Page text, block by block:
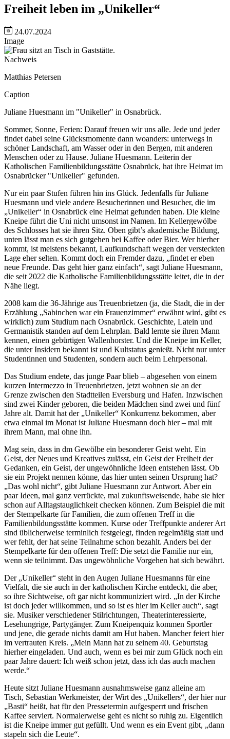
Freiheit leben im „Unikeller“
24.07.2024
Image
Nachweis
Matthias Petersen
Caption
Juliane Huesmann im "Unikeller" in Osnabrück.
Sommer, Sonne, Ferien: Darauf freuen wir uns alle. Jede und jeder
findet dabei seine Glücksmomente dann woanders: unterwegs in
schöner Landschaft, am Wasser oder in den Bergen, mit anderen
Menschen oder zu Hause. Juliane Huesmann. Leiterin der
Katholischen Familienbildungsstätte Osnabrück, hat ihre Heimat im
Osnabrücker "Unikeller" gefunden.
Nur ein paar Stufen führen hin ins Glück. Jedenfalls für Juliane
Huesmann und viele andere Besucherinnen und Besucher, die im
„Unikeller“ in Osnabrück eine Heimat gefunden haben. Die kleine
Kneipe führt die Uni nicht umsonst im Namen. Im Kellergewölbe
des Schlosses hat sie ihren Sitz. Oben gibt’s akademische Bildung,
unten lässt man es sich gutgehen bei Kaffee oder Bier. Wer hierher
kommt, ist meistens bekannt, Laufkundschaft wegen der versteckten
Lage eher selten. Kommt doch ein Fremder dazu, „findet er eben
neue Freunde. Das geht hier ganz einfach“, sagt Juliane Huesmann,
die seit 2022 die Katholische Familienbildungsstätte leitet, die in der
Nähe liegt.
2008 kam die 36-Jährige aus Treuenbrietzen (ja, die Stadt, die in der
Erzählung „Sabinchen war ein Frauenzimmer“ erwähnt wird, gibt es
wirklich) zum Studium nach Osnabrück. Geschichte, Latein und
Germanistik standen auf dem Lehrplan. Bald lernte sie ihren Mann
kennen, einen gebürtigen Wallenhorster. Und die Kneipe im Keller,
die unter Insidern bekannt ist und Kultstatus genießt. Nicht nur unter
Studentinnen und Studenten, sondern auch beim Lehrpersonal.
Das Studium endete, das junge Paar blieb – abgesehen von einem
kurzen Intermezzo in Treuenbrietzen, jetzt wohnen sie an der
Grenze zwischen den Stadtteilen Eversburg und Hafen. Inzwischen
sind zwei Kinder geboren, die beiden Mädchen sind zwei und fünf
Jahre alt. Damit hat der „Unikeller“ Konkurrenz bekommen, aber
etwa einmal im Monat ist Juliane Huesmann doch hier – mal mit
ihrem Mann, mal ohne ihn.
Mag sein, dass in dm Gewölbe ein besonderer Geist weht. Ein
Geist, der Neues und Kreatives zulässt, ein Geist der Freiheit der
Gedanken, ein Geist, der ungewöhnliche Ideen entstehen lässt. Ob
sie ein Projekt nennen könne, das hier unten seinen Ursprung hat?
„Das wohl nicht“, gibt Juliane Huesmann zur Antwort. Aber ein
paar Ideen, mal ganz verrückte, mal zukunftsweisende, habe sie hier
schon auf Alltagstauglichkeit checken können. Zum Beispiel die mit
der Stempelkarte für Familien, die zum offenen Treff in die
Familienbildungsstätte kommen. Kurse oder Treffpunkte anderer Art
sind üblicherweise terminlich festgelegt, finden regelmäßig statt und
wer fehlt, der hat seine Teilnahme schon bezahlt. Anders bei der
Stempelkarte für den offenen Treff: Die setzt die Familie nur ein,
wenn sie teilnimmt. Das ungewöhnliche Vorgehen hat sich bewährt.
Der „Unikeller“ steht in den Augen Juliane Huesmanns für eine
Vielfalt, die sie auch in der katholischen Kirche entdeckt, die aber,
so ihre Sichtweise, oft gar nicht kommuniziert wird. „In der Kirche
ist doch jeder willkommen, und so ist es hier im Keller auch“, sagt
sie. Musiker verschiedener Stilrichtungen, Theaterinteressierte,
Lesehungrige, Partygänger. Zum Kneipenquiz kommen Sportler
und jene, die gerade nichts damit am Hut haben. Mancher feiert hier
im vertrauten Kreis. „Mein Mann hat zu seinem 40. Geburtstag
hierher eingeladen. Und auch, wenn es bei mir zum Glück noch ein
paar Jahre dauert: Ich weiß schon jetzt, dass ich das auch machen
werde.“
Heute sitzt Juliane Huesmann ausnahmsweise ganz alleine am
Tisch, Sebastian Werkmeister, der Wirt des „Unikellers“, der hier nur
„Basti“ heißt, hat für den Pressetermin aufgesperrt und frischen
Kaffee serviert. Normalerweise geht es nicht so ruhig zu. Eigentlich
ist die Kneipe immer gut gefüllt. Und wenn es ein Event gibt, „dann
stapeln sich die Leute“.